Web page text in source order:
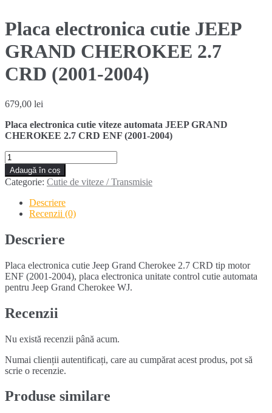
Placa electronica cutie JEEP
GRAND CHEROKEE 2.7
CRD (2001-2004)
679,00 lei
Placa electronica cutie viteze automata JEEP GRAND
CHEROKEE 2.7 CRD ENF (2001-2004)
Cantitate
Placa
electronica
cutie
JEEP
GRAND
CHEROKEE
2.7
CRD
2004)
Adaugă în coș
Categorie: Cutie de viteze / Transmisie
Descriere
Recenzii (0)
Descriere
Placa electronica cutie Jeep Grand Cherokee 2.7 CRD tip motor
ENF (2001-2004), placa electronica unitate control cutie automata
pentru Jeep Grand Cherokee WJ.
Recenzii
Nu există recenzii până acum.
Numai clienții autentificați, care au cumpărat acest produs, pot să
scrie o recenzie.
Produse similare